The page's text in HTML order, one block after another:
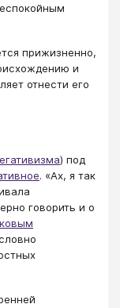
прижизненно,
и
отнести его
) под
. «Ах, я так
говорить и о